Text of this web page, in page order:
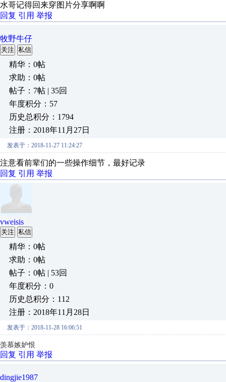
水哥记得回来穿图片分享啊啊
回复 引用 举报
牧野牛仔
关注 私信
精华：0帖
求助：0帖
帖子：7帖 | 35回
年度积分：57
历史总积分：1794
注册：2018年11月27日
发表于：2018-11-27 11:24:27
注意看前辈们的一些操作细节，最好记录
回复 引用 举报
vweisis
关注 私信
精华：0帖
求助：0帖
帖子：0帖 | 53回
年度积分：0
历史总积分：112
注册：2018年11月28日
发表于：2018-11-28 16:06:51
羡慕嫉妒恨
回复 引用 举报
dingjie1987